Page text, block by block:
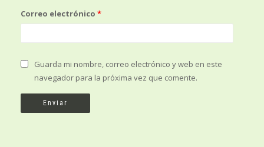
Correo electrónico *
Guarda mi nombre, correo electrónico y web en este
navegador para la próxima vez que comente.